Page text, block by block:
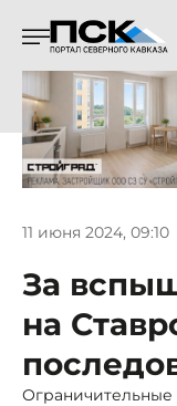
11 июня 2024, 09:10
За
на